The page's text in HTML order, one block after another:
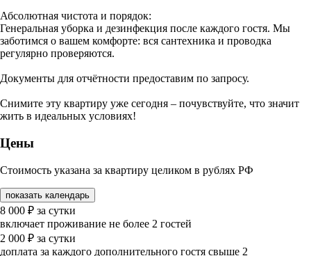
Абсолютная чистота и порядок:
Генеральная уборка и дезинфекция после каждого гостя. Мы
заботимся о вашем комфорте: вся сантехника и проводка
регулярно проверяются.
Документы для отчётности предоставим по запросу.
Снимите эту квартиру уже сегодня – почувствуйте, что значит
жить в идеальных условиях!
Цены
Стоимость указана за квартиру целиком в рублях РФ
показать календарь
8 000 ₽ за сутки
включает проживание не более 2 гостей
2 000 ₽ за сутки
доплата за каждого дополнительного гостя свыше 2